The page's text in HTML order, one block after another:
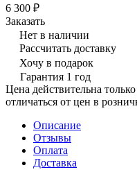
6 300 ₽
Заказать
Нет в наличии
Рассчитать доставку
Хочу в подарок
Гарантия 1 год
Цена действительна
отличаться от цен в
Описание
Отзывы
Оплата
Доставка